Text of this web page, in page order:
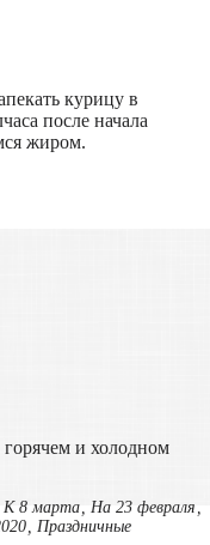
курицу в
после начала
жиром.
и холодном
К 8 марта На 23 февраля
Праздничные